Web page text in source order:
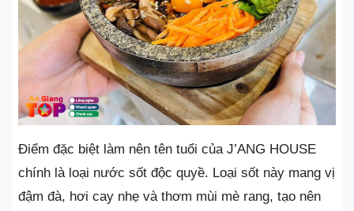
Điểm đặc biệt làm nên tên tuổi của J’ANG HOUSE
chính là loại nước sốt độc quyề. Loại sốt này mang vị
đậm đà, hơi cay nhẹ và thơm mùi mè rang, tạo nên